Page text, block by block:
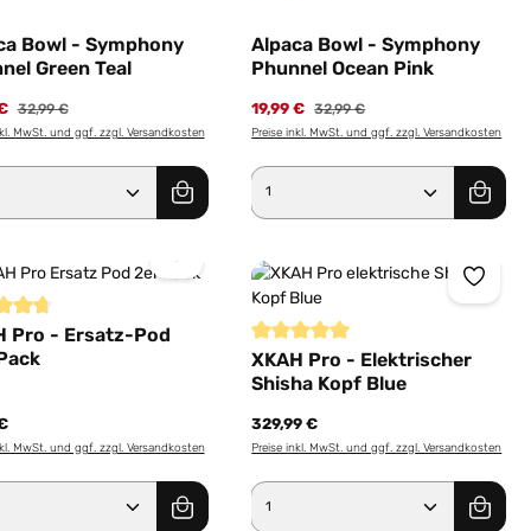
benutze die Schaltflächen um die
Wert ein oder benutze die
Bowl - Symphony
Green Teal
Regulärer Preis:
32,99 €
MwSt. und ggf. zzgl. Versandkosten
Anzahl: Gib den gewünschten
Alpaca Bowl - Symphony
Phunnel Ocean Pink
19,99 € Regulärer Preis:
32,99 €
Preise inkl. MwSt. und ggf. zzgl. Versandkosten
Produkt Anzahl: Gib
benutze die Schaltflächen um die
Wert ein oder benutze die
Bewertung von 4.6 von 5 Sternen
Pro - Ersatz-Pod
MwSt. und ggf. zzgl. Versandkosten
Anzahl: Gib den gewünschten
Durchschnittliche Bewertung von 5
XKAH Pro - Elektrischer
Shisha Kopf Blue
329,99 €
Preise inkl. MwSt. und ggf. zzgl. Versandkosten
Produkt Anzahl: Gib